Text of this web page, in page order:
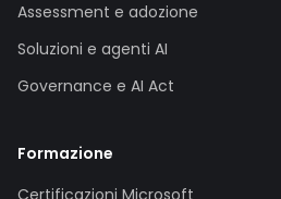
Assessment e adozione
Soluzioni e agenti AI
Governance e AI Act
Formazione